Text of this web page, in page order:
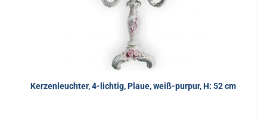
Kerzenleuchter, 4-lichtig, Plaue, weiß-purpur, H: 52 cm